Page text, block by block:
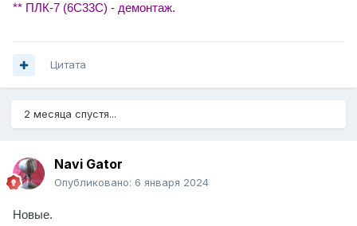
** ПЛК-7 (6С33С) - демонтаж.
Цитата
2 месяца спустя...
Navi Gator
Опубликовано: 6 января 2024
Новые.